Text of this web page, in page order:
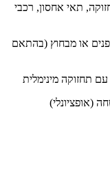
תאי אחסון, רכבי
או מבחוץ (בהתאם
תחזוקה מינימלית
(אופציונלי)